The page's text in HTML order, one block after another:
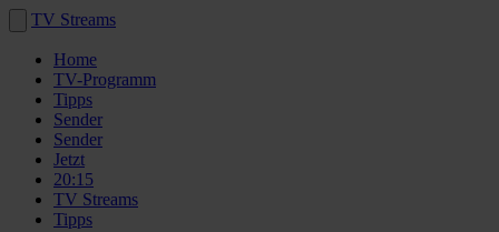
TV Streams
Home
TV-Programm
Tipps
Sender
Sender
Jetzt
20:15
TV Streams
Tipps